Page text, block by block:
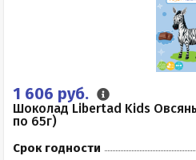
1 606 руб.
Шоколад Libertad Kids
по 65г)
Срок годности